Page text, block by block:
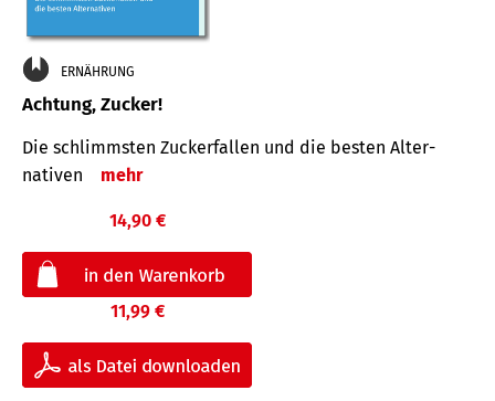
ERNÄHRUNG
Achtung, Zucker!
Die schlimmsten Zucker­fallen und die besten Alter­
nativen
mehr
14,90 €
11,99 €